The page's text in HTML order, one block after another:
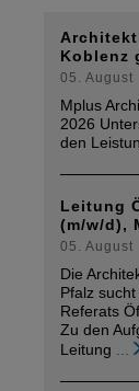
Koblenz
05. August
Mplus
2026
den
Leitung
(m/w/d),
05. August
Die
Pfalz
Referats
Zu den
Leitung